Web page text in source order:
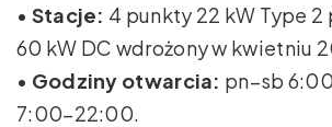
• Stacje: 4 punkty 22 kW Type 2
60 kW DC wdrożony w kwietniu
• Godziny otwarcia: pn–sb
7:00–22:00.